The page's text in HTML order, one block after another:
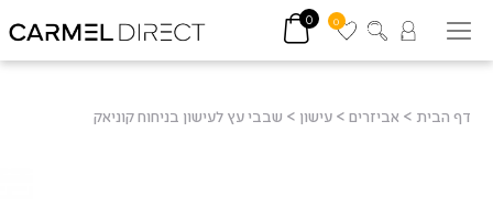
0
0
דף הבית > אביזרים > עישון > שבבי עץ לעישון בניחוח קוניאק